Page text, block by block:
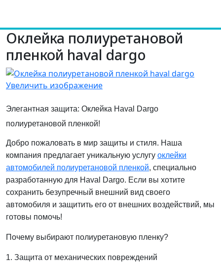
Оклейка полиуретановой
пленкой haval dargo
Увеличить изображение
Элегантная защита: Оклейка Haval Dargo
полиуретановой пленкой!
Добро пожаловать в мир защиты и стиля. Наша
компания предлагает уникальную услугу оклейки
автомобилей полиуретановой пленкой, специально
разработанную для Haval Dargo. Если вы хотите
сохранить безупречный внешний вид своего
автомобиля и защитить его от внешних воздействий, мы
готовы помочь!
Почему выбирают полиуретановую пленку?
1. Защита от механических повреждений